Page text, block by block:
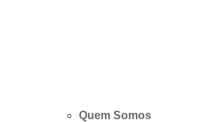
Quem Somos